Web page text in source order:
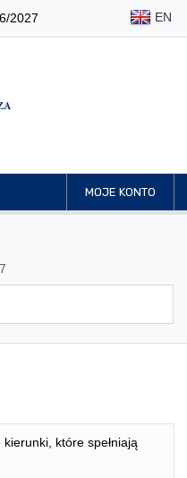
2027 EN
MOJE KONTO
według
które spełniają